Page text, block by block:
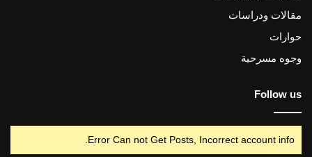
مقالات ودراسات
حوارات
وجوه مسرحية
Follow us
Error Can not Get Posts, Incorrect account info.